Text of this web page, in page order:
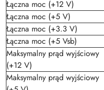
Łączna moc (+12 V)
Łączna moc (+5 V)
Łączna moc (+3.3 V)
Łączna moc (+5 Vsb)
Maksymalny prąd wyjściowy
(+12 V)
Maksymalny prąd wyjściowy